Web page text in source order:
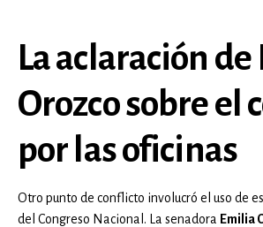
La aclaración
Orozco sobre el
por las oficinas
Otro punto de conflicto involucró el uso de
del Congreso Nacional. La senadora Emilia